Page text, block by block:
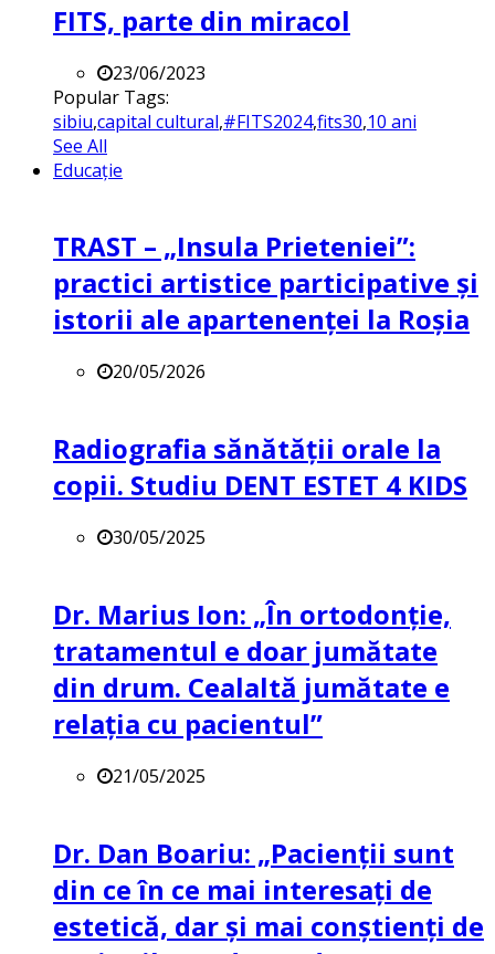
FITS, parte din miracol
23/06/2023
Popular Tags:
sibiu,capital cultural,#FITS2024,fits30,10 ani
See All
Educație
TRAST – „Insula Prieteniei”:
practici artistice participative și
istorii ale apartenenței la Roșia
20/05/2026
Radiografia sănătății orale la
copii. Studiu DENT ESTET 4 KIDS
30/05/2025
Dr. Marius Ion: „În ortodonție,
tratamentul e doar jumătate
din drum. Cealaltă jumătate e
relația cu pacientul”
21/05/2025
Dr. Dan Boariu: „Pacienții sunt
din ce în ce mai interesați de
estetică, dar și mai conștienți de